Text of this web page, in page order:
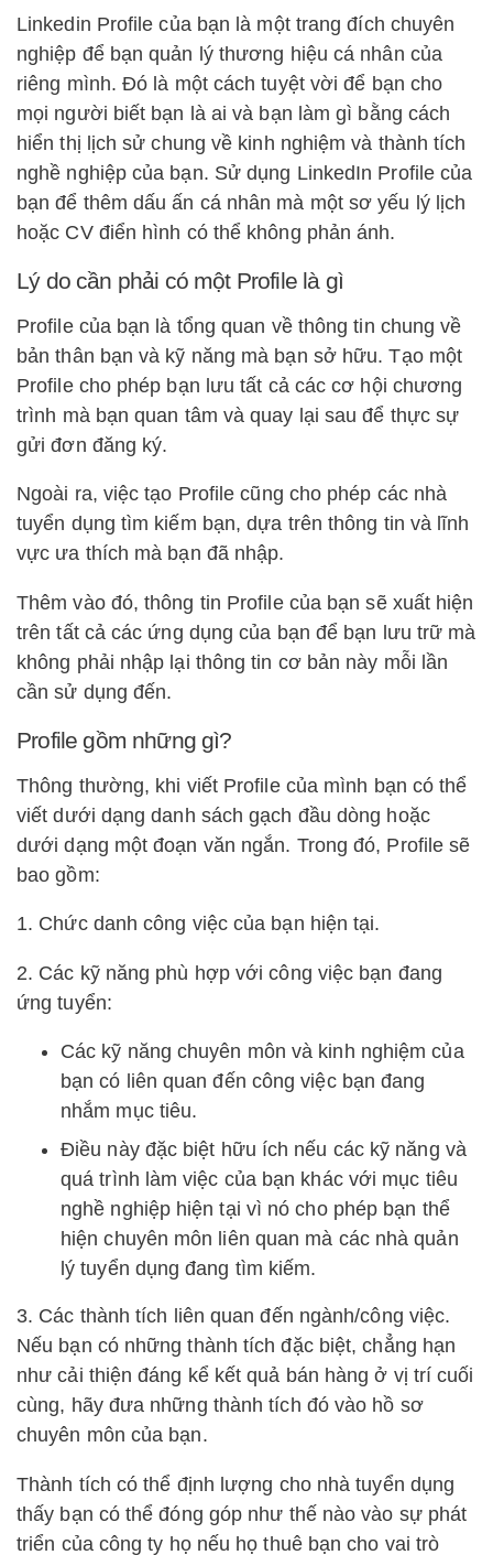
Linkedin Profile của bạn là một trang đích chuyên
nghiệp để bạn quản lý thương hiệu cá nhân của
riêng mình. Đó là một cách tuyệt vời để bạn cho
mọi người biết bạn là ai và bạn làm gì bằng cách
hiển thị lịch sử chung về kinh nghiệm và thành tích
nghề nghiệp của bạn. Sử dụng LinkedIn Profile của
bạn để thêm dấu ấn cá nhân mà một sơ yếu lý lịch
hoặc CV điển hình có thể không phản ánh.
Lý do cần phải có một Profile là gì
Profile của bạn là tổng quan về thông tin chung về
bản thân bạn và kỹ năng mà bạn sở hữu. Tạo một
Profile cho phép bạn lưu tất cả các cơ hội chương
trình mà bạn quan tâm và quay lại sau để thực sự
gửi đơn đăng ký.
Ngoài ra, việc tạo Profile cũng cho phép các nhà
tuyển dụng tìm kiếm bạn, dựa trên thông tin và lĩnh
vực ưa thích mà bạn đã nhập.
Thêm vào đó, thông tin Profile của bạn sẽ xuất hiện
trên tất cả các ứng dụng của bạn để bạn lưu trữ mà
không phải nhập lại thông tin cơ bản này mỗi lần
cần sử dụng đến.
Profile gồm những gì?
Thông thường, khi viết Profile của mình bạn có thể
viết dưới dạng danh sách gạch đầu dòng hoặc
dưới dạng một đoạn văn ngắn. Trong đó, Profile sẽ
bao gồm:
1. Chức danh công việc của bạn hiện tại.
2. Các kỹ năng phù hợp với công việc bạn đang
ứng tuyển:
Các kỹ năng chuyên môn và kinh nghiệm của
bạn có liên quan đến công việc bạn đang
nhắm mục tiêu.
Điều này đặc biệt hữu ích nếu các kỹ năng và
quá trình làm việc của bạn khác với mục tiêu
nghề nghiệp hiện tại vì nó cho phép bạn thể
hiện chuyên môn liên quan mà các nhà quản
lý tuyển dụng đang tìm kiếm.
3. Các thành tích liên quan đến ngành/công việc.
Nếu bạn có những thành tích đặc biệt, chẳng hạn
như cải thiện đáng kể kết quả bán hàng ở vị trí cuối
cùng, hãy đưa những thành tích đó vào hồ sơ
chuyên môn của bạn.
Thành tích có thể định lượng cho nhà tuyển dụng
thấy bạn có thể đóng góp như thế nào vào sự phát
triển của công ty họ nếu họ thuê bạn cho vai trò